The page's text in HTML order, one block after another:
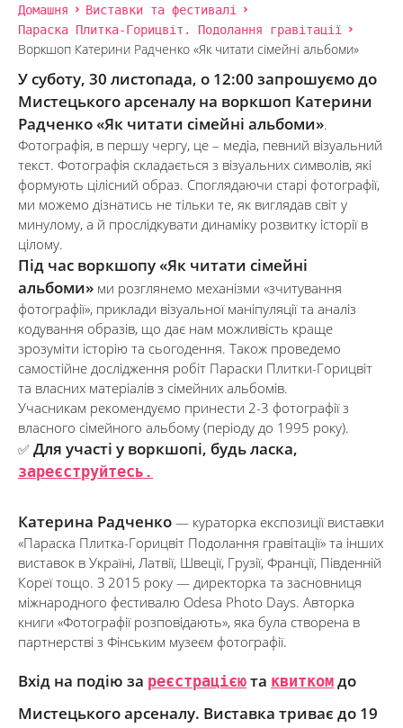
Домашня
Виставки та фестивалі
Параска Плитка-Горицвіт. Подолання гравітації
Воркшоп Катерини Радченко «Як читати сімейні альбоми»
У суботу, 30 листопада, о 12:00 запрошуємо до
Мистецького арсеналу на воркшоп Катерини
Радченко «Як читати сімейні альбоми».
Фотографія, в першу чергу, це – медіа, певний візуальний
текст. Фотографія складається з візуальних символів, які
формують цілісний образ. Споглядаючи старі фотографії,
ми можемо дізнатись не тільки те, як виглядав світ у
минулому, а й прослідкувати динаміку розвитку історії в
цілому.
Під час воркшопу «Як читати сімейні
альбоми» ми розглянемо механізми «зчитування
фотографії», приклади візуальної маніпуляції та аналіз
кодування образів, що дає нам можливість краще
зрозуміти історію та сьогодення. Також проведемо
самостійне дослідження робіт Параски Плитки-Горицвіт
та власних матеріалів з сімейних альбомів.
Учасникам рекомендуємо принести 2-3 фотографії з
власного сімейного альбому (періоду до 1995 року).
✅ Для участі у воркшопі, будь ласка,
зареєструйтесь.
Катерина Радченко — кураторка експозиції виставки
«Параска Плитка-Горицвіт Подолання гравітації» та інших
виставок в Україні, Латвії, Швеції, Грузії, Франції, Південній
Кореї тощо. З 2015 року — директорка та засновниця
міжнародного фестивалю Odesa Photo Days. Авторка
книги «Фотографії розповідають», яка була створена в
партнерстві з Фінським музеєм фотографії.
Вхід на подію за реєстрацієюта квиткомдо
Мистецького арсеналу. Виставка триває до 19